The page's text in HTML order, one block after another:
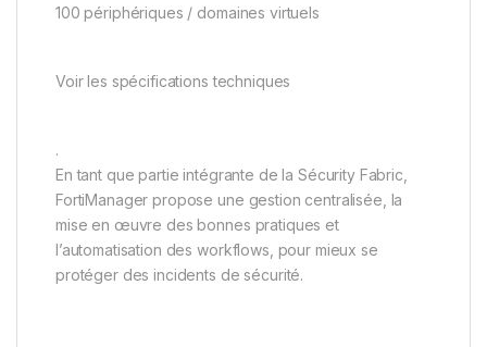
100 périphériques / domaines virtuels
Voir les spécifications techniques
.
En tant que partie intégrante de la Sécurity Fabric,
FortiManager propose une gestion centralisée, la
mise en œuvre des bonnes pratiques et
l’automatisation des workflows, pour mieux se
protéger des incidents de sécurité.